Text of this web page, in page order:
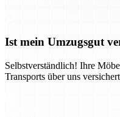
Ist mein Umzugsgut
Selbstverständlich! Ihre
Transports über uns